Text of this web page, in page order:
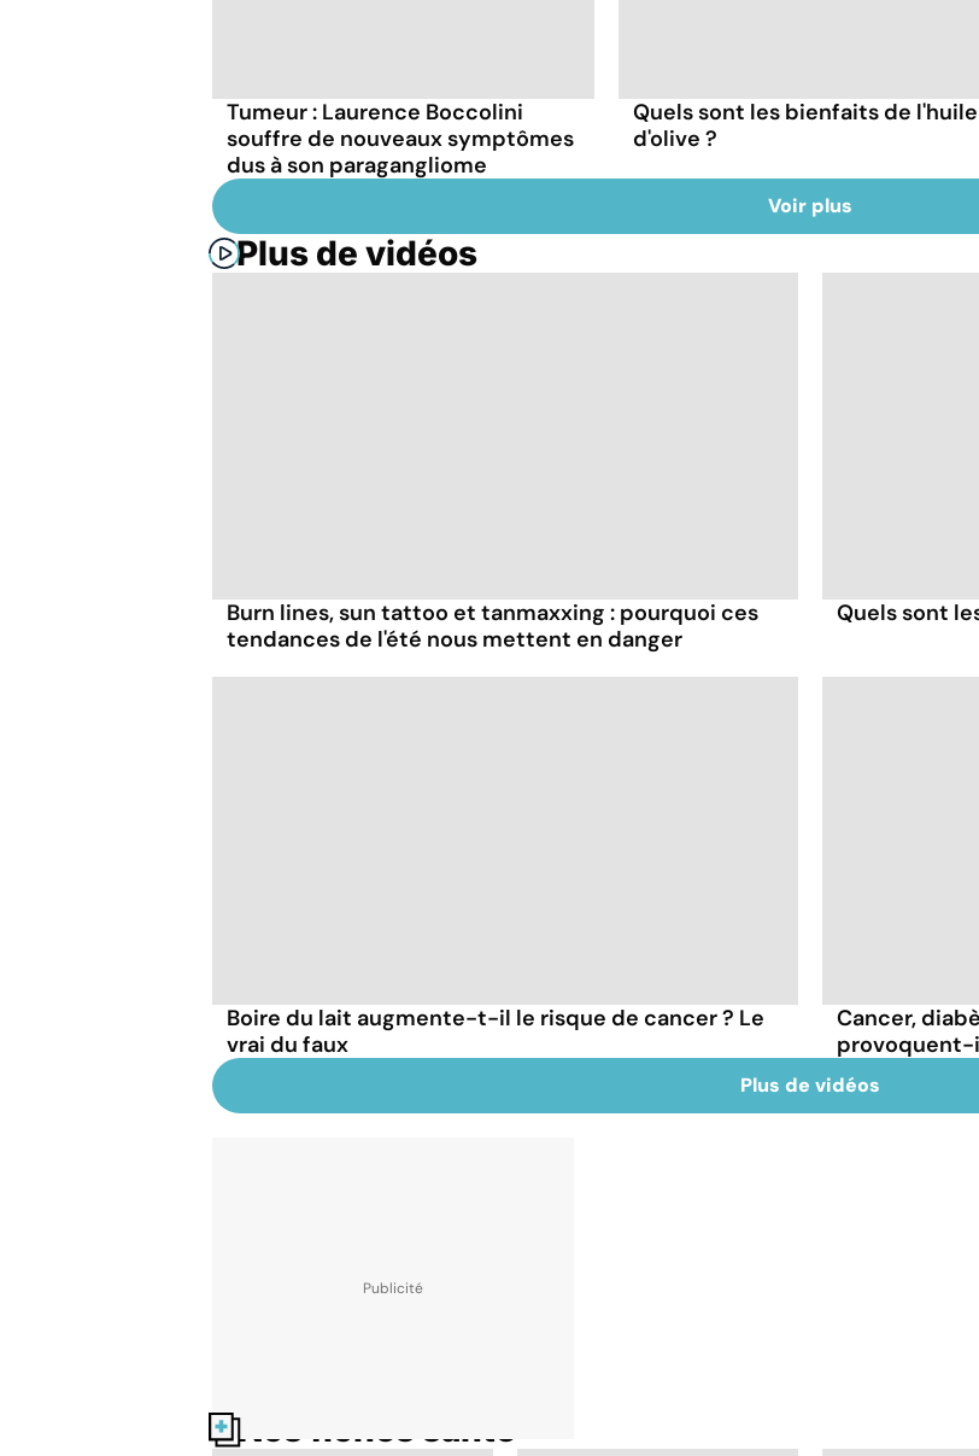
Tumeur : Laurence Boccolini
souffre de nouveaux symptômes
dus à son paragangliome
Quels sont les bienfaits de l'huile
d'olive ?
Voir plus
Plus de vidéos
Burn lines, sun tattoo et tanmaxxing : pourquoi ces
tendances de l'été nous mettent en danger
Quels sont
Boire du lait augmente-t-il le risque de cancer ? Le
vrai du faux
Cancer,
provoquent-
Plus de vidéos
Nos fiches santé